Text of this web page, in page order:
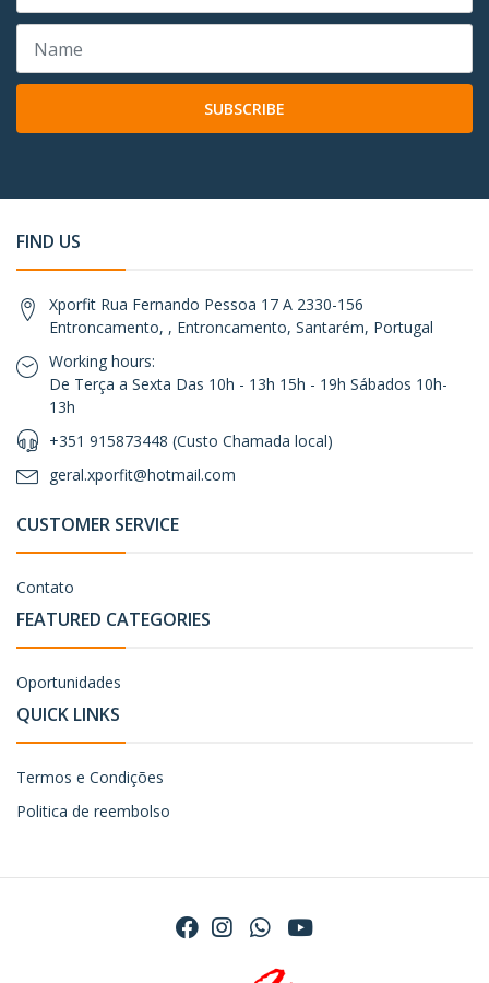
SUBSCRIBE
FIND US
Xporfit Rua Fernando Pessoa 17 A 2330-156
Entroncamento, , Entroncamento, Santarém, Portugal
Working hours:
De Terça a Sexta Das 10h - 13h 15h - 19h Sábados 10h-
13h
+351 915873448 (Custo Chamada local)
geral.xporfit@hotmail.com
CUSTOMER SERVICE
Contato
FEATURED CATEGORIES
Oportunidades
QUICK LINKS
Termos e Condições
Politica de reembolso